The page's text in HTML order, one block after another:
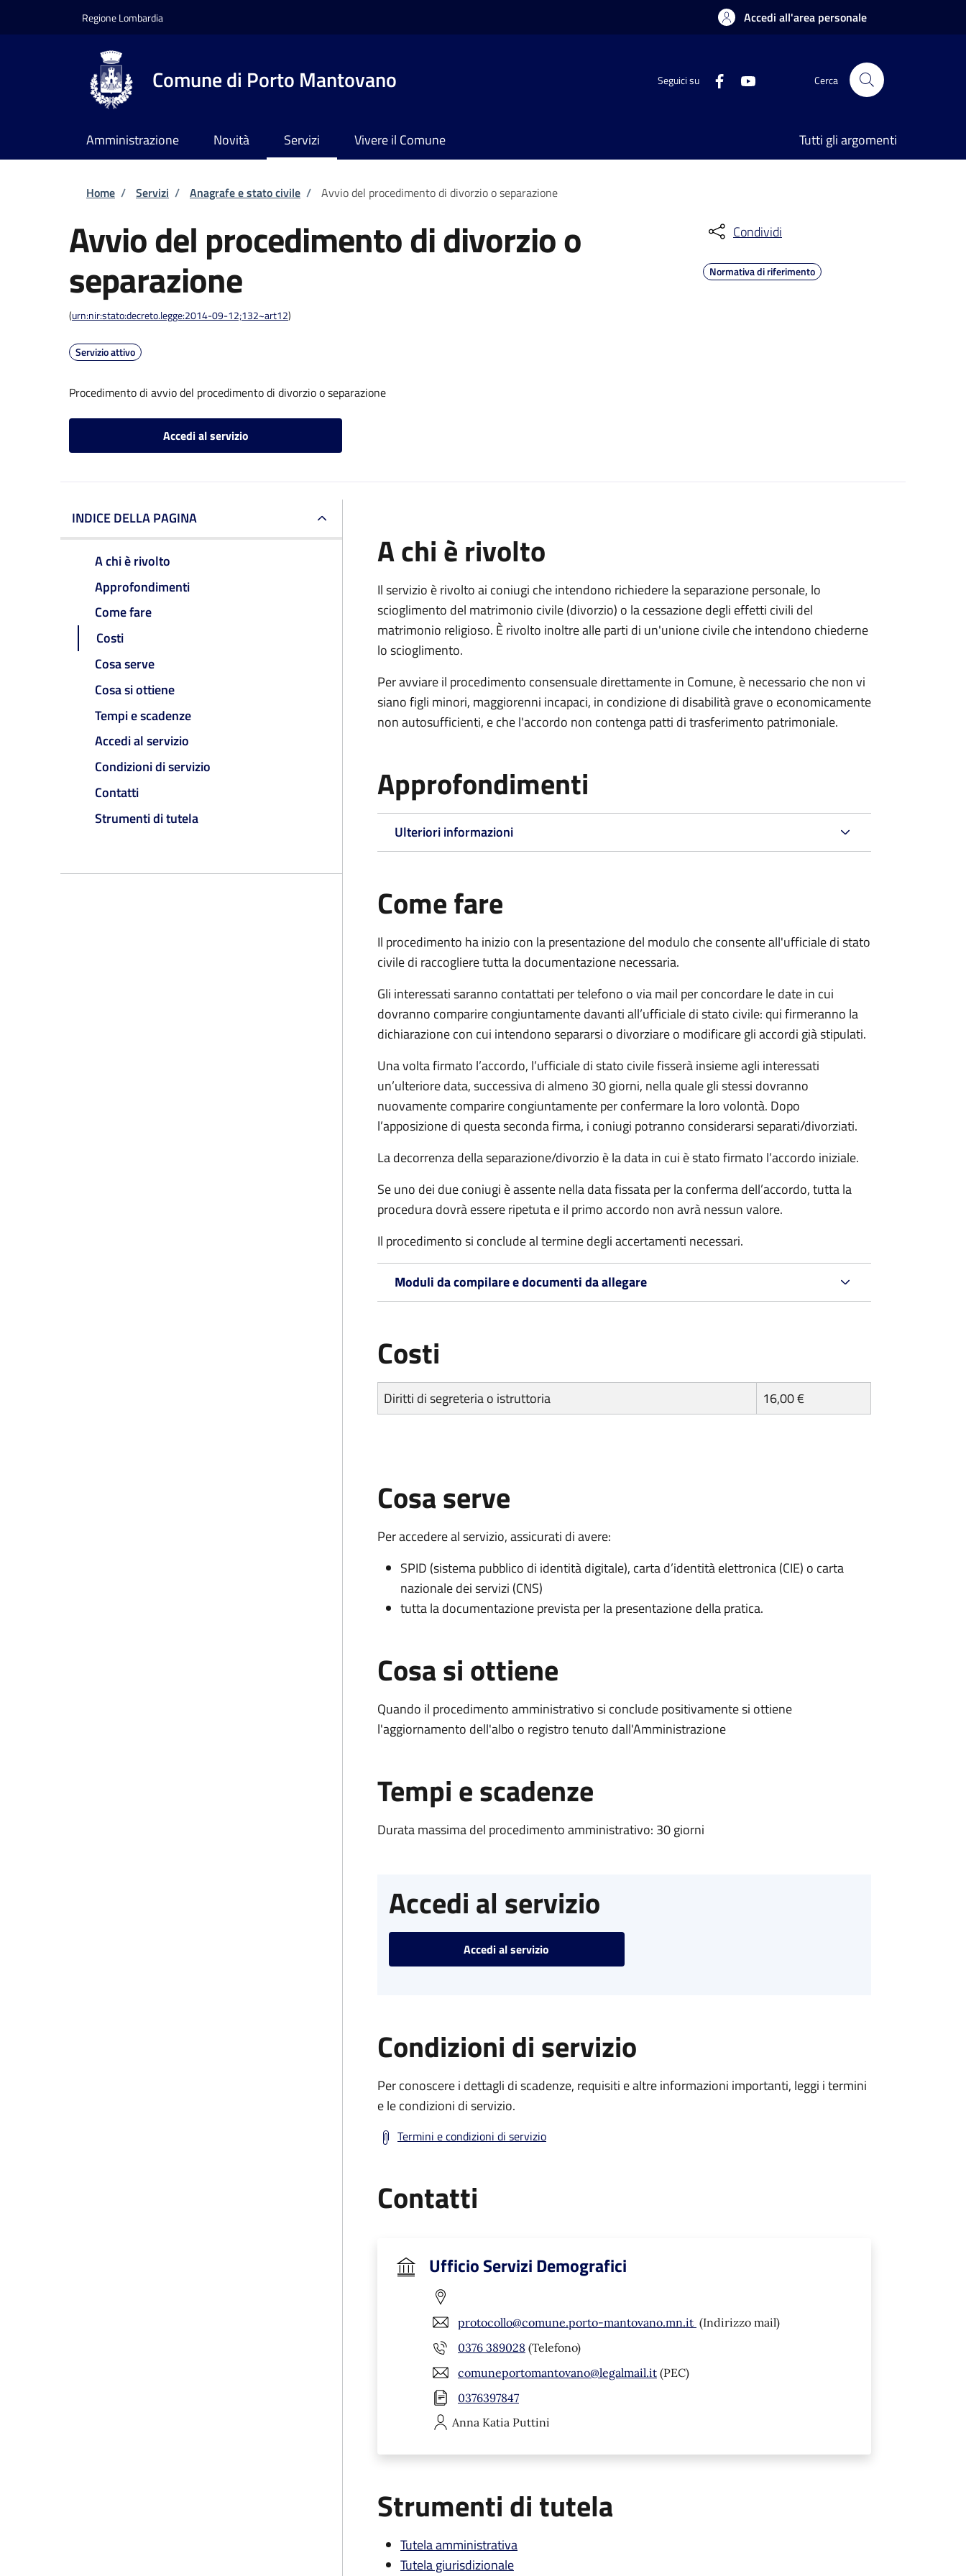
Regione Lombardia Accedi all'area personale
Comune di Porto Mantovano Seguici su Cerca
Amministrazione Novità Servizi Vivere il Comune Tutti gli argomenti
Briciole di pane
Home / Servizi / Anagrafe e stato civile / Avvio del procedimento di divorzio o separazione
Avvio del procedimento di divorzio o
separazione
(urn:nir:stato:decreto.legge:2014-09-12;132~art12)
Servizio attivo
Procedimento di avvio del procedimento di divorzio o separazione
Accedi al servizio
Condividi
Normativa di riferimento
INDICE DELLA PAGINA
A chi è rivolto
Approfondimenti
Come fare
Costi
Cosa serve
Cosa si ottiene
Tempi e scadenze
Accedi al servizio
Condizioni di servizio
Contatti
Strumenti di tutela
A chi è rivolto
Il servizio è rivolto ai coniugi che intendono richiedere la separazione personale, lo
scioglimento del matrimonio civile (divorzio) o la cessazione degli effetti civili del
matrimonio religioso. È rivolto inoltre alle parti di un'unione civile che intendono chiederne
lo scioglimento.
Per avviare il procedimento consensuale direttamente in Comune, è necessario che non vi
siano figli minori, maggiorenni incapaci, in condizione di disabilità grave o economicamente
non autosufficienti, e che l'accordo non contenga patti di trasferimento patrimoniale.
Approfondimenti
Ulteriori informazioni
Come fare
Il procedimento ha inizio con la presentazione del modulo che consente all'ufficiale di stato
civile di raccogliere tutta la documentazione necessaria.
Gli interessati saranno contattati per telefono o via mail per concordare le date in cui
dovranno comparire congiuntamente davanti all’ufficiale di stato civile: qui firmeranno la
dichiarazione con cui intendono separarsi o divorziare o modificare gli accordi già stipulati.
Una volta firmato l’accordo, l’ufficiale di stato civile fisserà insieme agli interessati
un’ulteriore data, successiva di almeno 30 giorni, nella quale gli stessi dovranno
nuovamente comparire congiuntamente per confermare la loro volontà. Dopo
l’apposizione di questa seconda firma, i coniugi potranno considerarsi separati/divorziati.
La decorrenza della separazione/divorzio è la data in cui è stato firmato l’accordo iniziale.
Se uno dei due coniugi è assente nella data fissata per la conferma dell’accordo, tutta la
procedura dovrà essere ripetuta e il primo accordo non avrà nessun valore.
Il procedimento si conclude al termine degli accertamenti necessari.
Moduli da compilare e documenti da allegare
Costi
Diritti di segreteria o istruttoria 16,00 €
Cosa serve
Per accedere al servizio, assicurati di avere:
SPID (sistema pubblico di identità digitale), carta d’identità elettronica (CIE) o carta
nazionale dei servizi (CNS)
tutta la documentazione prevista per la presentazione della pratica.
Cosa si ottiene
Quando il procedimento amministrativo si conclude positivamente si ottiene
l'aggiornamento dell'albo o registro tenuto dall'Amministrazione
Tempi e scadenze
Durata massima del procedimento amministrativo: 30 giorni
Accedi al servizio
Accedi al servizio
Condizioni di servizio
Per conoscere i dettagli di scadenze, requisiti e altre informazioni importanti, leggi i termini
e le condizioni di servizio.
Termini e condizioni di servizio
Contatti
Ufficio Servizi Demografici
protocollo@comune.porto-mantovano.mn.it (Indirizzo mail)
0376 389028 (Telefono)
comuneportomantovano@legalmail.it (PEC)
0376397847
Anna Katia Puttini
Strumenti di tutela
Tutela amministrativa
Tutela giurisdizionale